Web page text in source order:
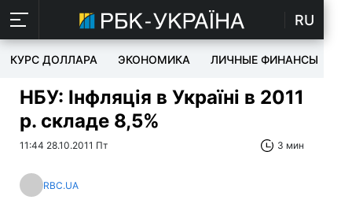
RU
КУРС ДОЛЛАРА ЭКОНОМИКА ЛИЧНЫЕ ФИНАНСЫ
НБУ: Інфляція в Україні в 2011
р. складе 8,5%
11:44 28.10.2011 Пт 3 мин
RBC.UA